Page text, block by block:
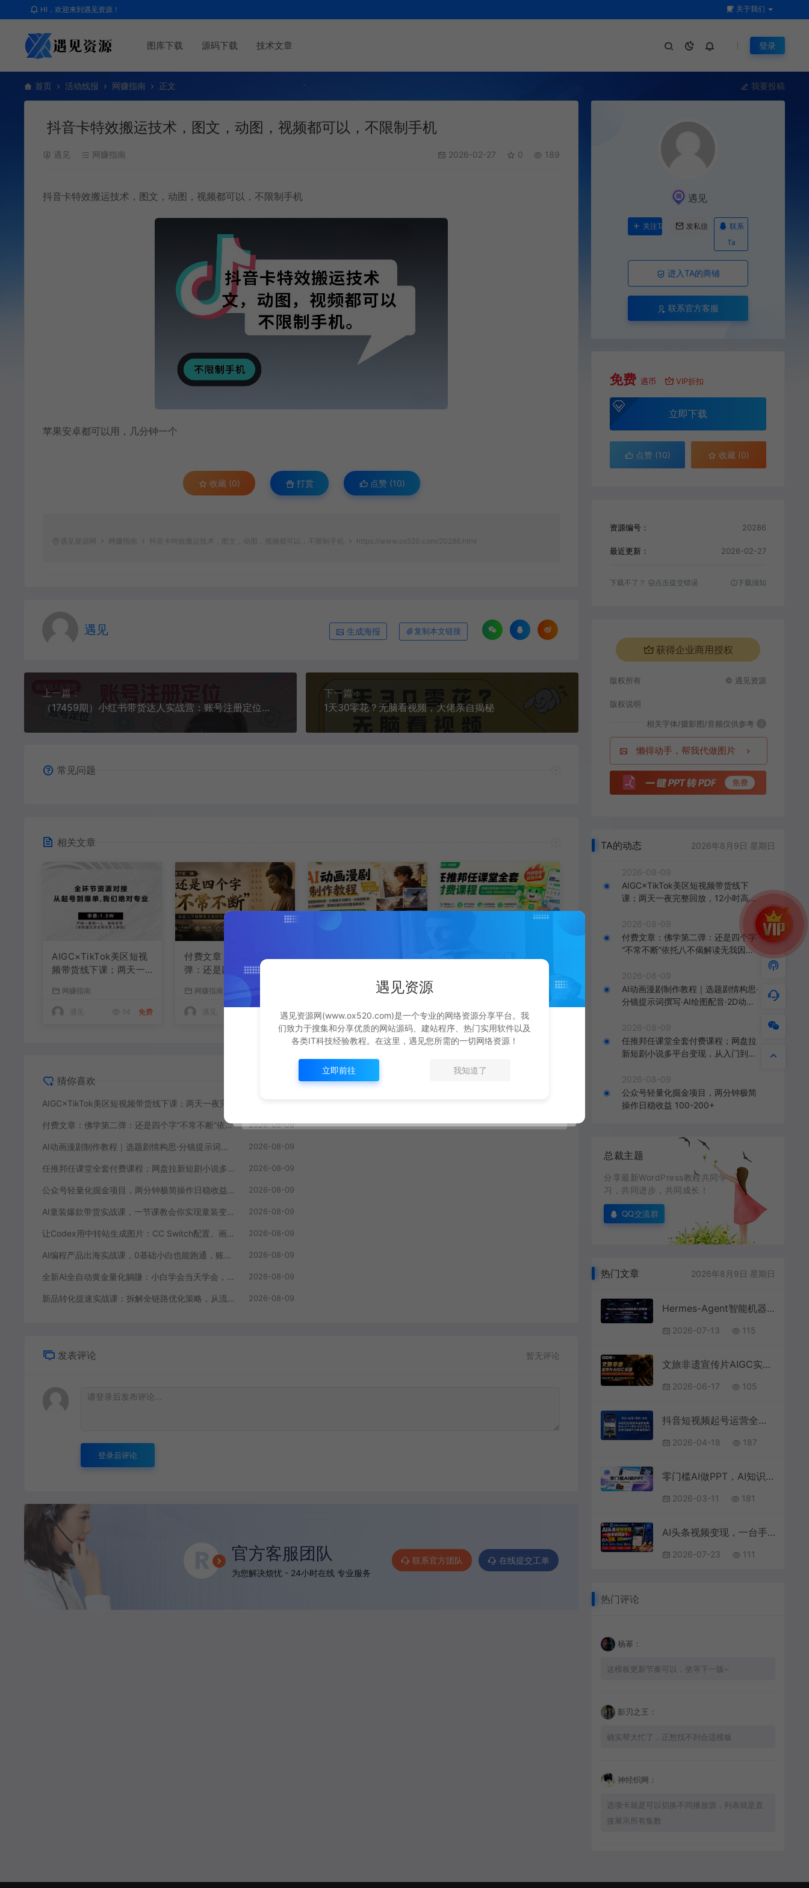
HI，欢迎来到遇见资源！ 关于我们
图库下载 源码下载 技术文章 登录
首页 活动线报 网赚指南 正文 我要投稿
抖音卡特效搬运技术，图文，动图，视频都可以，不限制手机
遇见 网赚指南 2026-02-27 0 189
抖音卡特效搬运技术，图文，动图，视频都可以，不限制手机
苹果安卓都可以用，几分钟一个
收藏 (0) 打赏 点赞 (10)
遇见资源网 网赚指南 抖音卡特效搬运技术，图文，动图，视频都可以，不限制手机 https://www.ox520.com/20286.html
遇见 生成海报 复制本文链接
上一篇：
（17459期）小红书带货达人实战营：账号注册定位、内容创作、选品策略、带货技巧、流量运营等
下一篇：
1天30零花？无脑看视频，大佬亲自揭秘
常见问题
相关文章
AIGC×TikTok美区短视
频带货线下课；两天一
清视频收录头部操盘手
全流程教学
网赚指南
遇见 14 免费
付费文章：佛学第二
弹：还是四个字“不常不
断”依托八不偈解读无我
因果连续之理
网赚指南
遇见 免费
AI动画漫剧制作教程｜
词撰写·AI绘图配音·2D动
画制作·剪映实操完成完
整漫剧成片
62 免费
任推邦任课堂全套付费
上手实操
遇见 25
猜你喜欢
付费文章：佛学第二弹：还是四个字“不常不断”依托八不偈解读无我因果连续之理 2026-08-09
AI动画漫剧制作教程｜选题剧情构思·分镜提示词撰写·AI绘图配音·2D动画制作·剪映实操完成完整漫剧成片 2026-08-09
任推邦任课堂全套付费课程；网盘拉新短剧小说多平台变现，从入门到高阶零基础也能轻松上手实操 2026-08-09
公众号轻量化掘金项目，两分钟极简操作日稳收益 100-200+ 2026-08-09
AI童装爆款带货实战课，一节课教会你实现童装变现，零基础也能落地实操 2026-08-09
让Codex用中转站生成图片：CC Switch配置、画图能力检测与全局Skill教程 2026-08-09
AI编程产品出海实战课，0基础小白也能跑通，账号搭建・多Agent开发・市场调研全流程，月入千刀跨境变现教程(更新) 2026-08-09
全新AI全自动黄金量化躺賺：小白学会当天学会，月入2W！【揭秘】 2026-08-09
新品转化提速实战课：拆解全链路优化策略，从流量承接到下单成交稳步拉高新品转化率 2026-08-09
发表评论 暂无评论
登录后评论
官方客服团队
为您解决烦忧 - 24小时在线 专业服务
联系官方团队 在线提交工单
遇见
关注Ta 发私信
联系
Ta
进入TA的商铺
联系官方客服
免费 遇币 VIP折扣
立即下载
点赞 (10) 收藏 (0)
资源编号： 20286
最近更新： 2026-02-27
下载不了？ 点击提交错误 下载须知
获得企业商用授权
版权所有 © 遇见资源
版权说明
相关字体/摄影图/音频仅供参考 i
懒得动手，帮我代做图片
TA的动态 2026年8月9日 星期日
2026-08-09
AIGC×TikTok美区短视频带货线下
课；两天一夜完整回放，12小时高清
2026-08-09
付费文章：佛学第二弹：还是四个字
“不常不断”依托八不偈解读无我因果
2026-08-09
AI动画漫剧制作教程｜选题剧情构思·
分镜提示词撰写·AI绘图配音·2D动画
2026-08-09
任推邦任课堂全套付费课程；网盘拉
新短剧小说多平台变现，从入门到高
2026-08-09
公众号轻量化掘金项目，两分钟极简
操作日稳收益 100-200+
总裁主题
分享最新WordPress教程共同学
习，共同进步，共同成长！
QQ交流群
热门文章 2026年8月9日 星期日
Hermes-Agent智能机器人部署课：工具完整安装流程，DeepSeek与飞书机器人对接教学
2026-07-13 115
文旅非遗宣传片AIGC实战，GPT image 2+Happy horse+Seedance2.0组合，低成本快产出，抓住文旅内容风口红利
2026-06-17 105
抖音短视频起号运营全课：算法+起号+爆款+变现全覆盖，实操性强提升长期运营能力
2026-04-18 187
零门槛AI做PPT，AI知识库一键生成，风格精准复刻，小白也能快速出精品
2026-03-11 181
AI头条视频变现，一台手机就能干，日入5张，0粉就能开干
2026-07-23 111
热门评论
杨幂：
这模板更新节奏可以，坐等下一版~
影刃之王：
确实帮大忙了，正愁找不到合适模板
神经织网：
选项卡就是可以切换不同播放源，列表就是直
接展示所有集数
遇见资源
遇见资源网(www.ox520.com)是一个专业的网络资源分享平台。我
们致力于搜集和分享优质的网站源码、建站程序、热门实用软件以及
各类IT科技经验教程。在这里，遇见您所需的一切网络资源！
立即前往 我知道了